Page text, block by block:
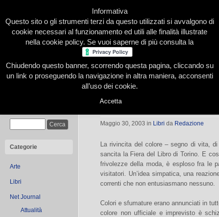
Home Presentazione Redazione Le nostre firme
Categorie
Arte
Libri
Net Journal
Attualità
Colore nei colori
Maggio 30, 2003 in Libri da Redazione
La rivincita del colore – segno di vita, di
sancita la Fiera del Libro di Torino. E
frivolezze della moda, è esploso fra le
visitatori. Un’idea simpatica, una
correnti che non entusiasmano nessuno.
Colori e sfumature erano annunciati in
colore non ufficiale e imprevisto è
Informativa
Questo sito o gli strumenti terzi da questo utilizzati si avvalgono di
cookie necessari al funzionamento ed utili alle finalità illustrate
nella cookie policy. Se vuoi saperne di più consulta la
Chiudendo questo banner, scorrendo questa pagina, cliccando su
un link o proseguendo la navigazione in altra maniera, acconsenti
all’uso dei cookie.
Accetta